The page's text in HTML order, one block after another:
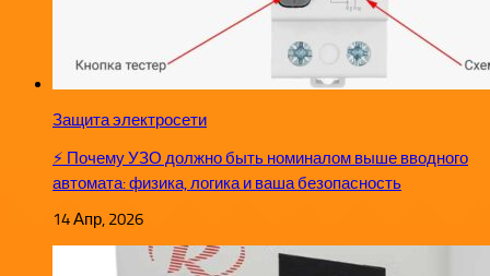
Защита электросети
⚡ Почему УЗО должно быть номиналом выше вводного
автомата: физика, логика и ваша безопасность
14 Апр, 2026